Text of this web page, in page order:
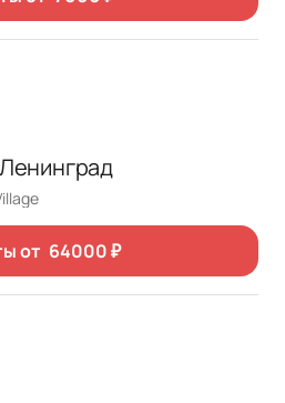
от 64000₽